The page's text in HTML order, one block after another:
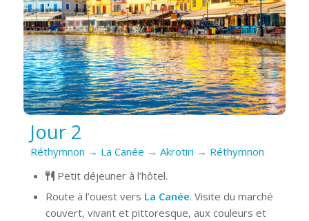
Jour 2
Réthymnon → La Canée → Akrotiri → Réthymnon
Petit déjeuner à l’hôtel.
Route à l’ouest vers La Canée. Visite du marché
couvert, vivant et pittoresque, aux couleurs et